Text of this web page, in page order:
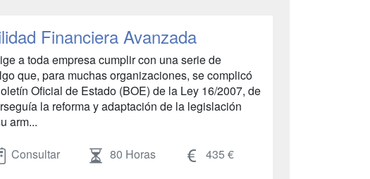
Financiera Avanzada
a toda empresa cumplir con una serie de
que, para muchas organizaciones, se complicó
Oficial de Estado (BOE) de la Ley 16/2007, de
la reforma y adaptación de la legislación
arm...
Consultar 80 Horas 435 €